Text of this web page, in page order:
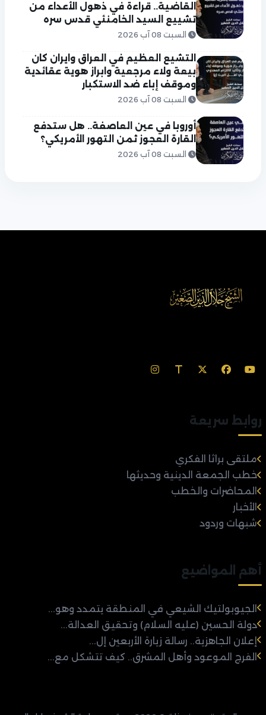
القاضية.. قراءة في ذهول الأعداء من
تشييع السيد الخامنئي قدس سره
السبت 08 آب 2026
التشيع العظيم في العراق وايران كان
بيعة ولاء مرجعية وابراز هوية عقائدية
وموقف إباء ضد الاستكبار
السبت 08 آب 2026
أوروبا في عين العاصفة.. هل ستدفع
القارة العجوز ثمن التهور الأمريكي؟
السبت 08 آب 2026
روابط سريعة
ملتقى براثا الفكري
خطب الجمعة الدينية وحديثها
المحاضرات والخطب
الأخبار
شبهات وردود
أهم المواضيع
الجيوبولتيك الشيعي في المنطقة يتمدد وهو...
دولة الحسين (عليه السلام) وتحقيق العدالة...
إعلان الجاهزية.. رسالة زيارة الأربعين إل...
الفرج الموعود وأهل المشرق.. كيف تتشكل مع...